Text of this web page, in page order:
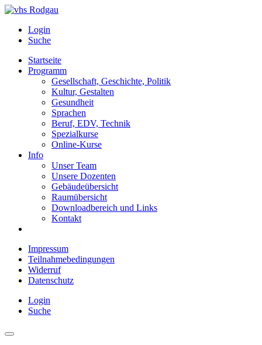
Login
Suche
Startseite
Programm
Gesellschaft, Geschichte, Politik
Kultur, Gestalten
Gesundheit
Sprachen
Beruf, EDV, Technik
Spezialkurse
Online-Kurse
Info
Unser Team
Unsere Dozenten
Gebäudeübersicht
Raumübersicht
Downloadbereich und Links
Kontakt
Impressum
Teilnahmebedingungen
Widerruf
Datenschutz
Login
Suche